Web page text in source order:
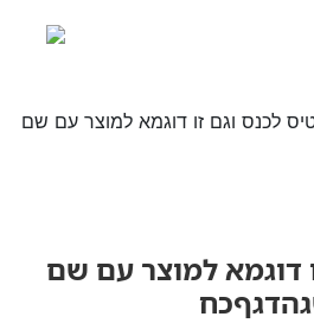
לכנס וגם זו דוגמא למוצר עם שם
דוגמא למוצר עם שם